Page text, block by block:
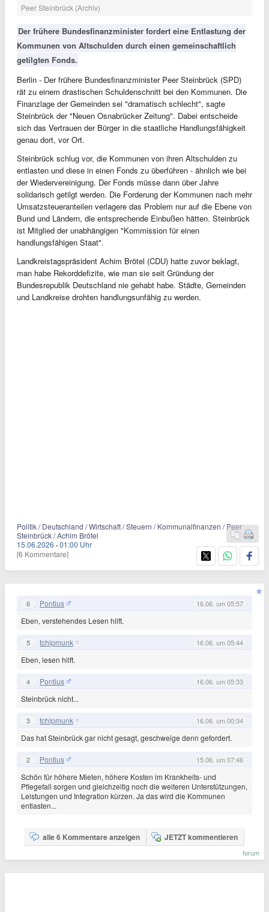
Peer Steinbrück (Archiv)
Der frühere Bundesfinanzminister fordert eine Entlastung der
Kommunen von Altschulden durch einen gemeinschaftlich
getilgten Fonds.
Berlin - Der frühere Bundesfinanzminister Peer Steinbrück (SPD)
rät zu einem drastischen Schuldenschnitt bei den Kommunen. Die
Finanzlage der Gemeinden sei "dramatisch schlecht", sagte
Steinbrück der "Neuen Osnabrücker Zeitung". Dabei entscheide
sich das Vertrauen der Bürger in die staatliche Handlungsfähigkeit
genau dort, vor Ort.
Steinbrück schlug vor, die Kommunen von ihren Altschulden zu
entlasten und diese in einen Fonds zu überführen - ähnlich wie bei
der Wiedervereinigung. Der Fonds müsse dann über Jahre
solidarisch getilgt werden. Die Forderung der Kommunen nach mehr
Umsatzsteueranteilen verlagere das Problem nur auf die Ebene von
Bund und Ländern, die entsprechende Einbußen hätten. Steinbrück
ist Mitglied der unabhängigen "Kommission für einen
handlungsfähigen Staat".
Landkreistagspräsident Achim Brötel (CDU) hatte zuvor beklagt,
man habe Rekorddefizite, wie man sie seit Gründung der
Bundesrepublik Deutschland nie gehabt habe. Städte, Gemeinden
und Landkreise drohten handlungsunfähig zu werden.
Politik / Deutschland / Wirtschaft / Steuern / Kommunalfinanzen / Peer
Steinbrück / Achim Brötel
15.06.2026 ·01:00 Uhr
[6 Kommentare]
6 Pontius 16.06. um 05:57
Eben, verstehendes Lesen hilft.
5 tchipmunk 16.06. um 05:44
Eben, lesen hilft.
4 Pontius 16.06. um 05:33
Steinbrück nicht...
3 tchipmunk 16.06. um 00:34
Das hat Steinbrück gar nicht gesagt, geschweige denn gefordert.
2 Pontius 15.06. um 07:46
Schön für höhere Mieten, höhere Kosten im Krankheits- und
Pflegefall sorgen und gleichzeitig noch die weiteren Unterstützungen,
Leistungen und Integration kürzen. Ja das wird die Kommunen
entlasten...
alle 6 Kommentare anzeigen JETZT kommentieren
forum